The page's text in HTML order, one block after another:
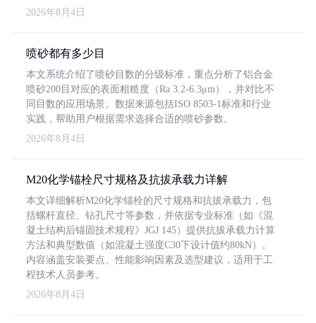
2026年8月4日
喷砂都有多少目
本文系统介绍了喷砂目数的分级标准，重点分析了铝合金
喷砂200目对应的表面粗糙度（Ra 3.2-6.3μm），并对比不
同目数的应用场景。数据来源包括ISO 8503-1标准和行业
实践，帮助用户根据需求选择合适的喷砂参数。
2026年8月4日
M20化学锚栓尺寸规格及抗拔承载力详解
本文详细解析M20化学锚栓的尺寸规格和抗拔承载力，包
括螺杆直径、钻孔尺寸等参数，并依据专业标准（如《混
凝土结构后锚固技术规程》JGJ 145）提供抗拔承载力计算
方法和典型数值（如混凝土强度C30下设计值约80kN）。
内容涵盖安装要点、性能影响因素及选型建议，适用于工
程技术人员参考。
2026年8月4日